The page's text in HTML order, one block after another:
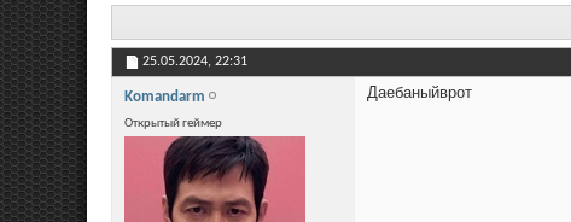
25.05.2024, 22:31
Komandarm
Открытый геймер
Даебаныйврот